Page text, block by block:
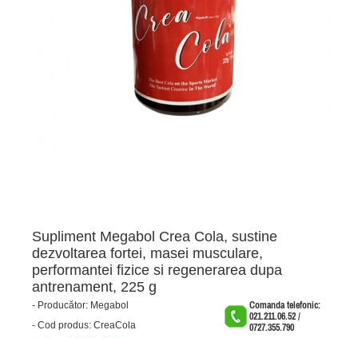
Supliment Megabol Crea Cola, sustine
dezvoltarea fortei, masei musculare,
performantei fizice si regenerarea dupa
antrenament, 225 g
Comanda telefonic:
021.211.06.52 /
0727.355.790
- Producător: Megabol
- Cod produs: CreaCola